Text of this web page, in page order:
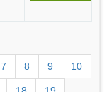
7
8 9 10